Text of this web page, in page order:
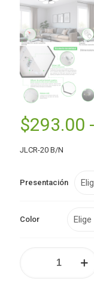
$293.00 -
JLCR-20 B/N
Presentación
Color